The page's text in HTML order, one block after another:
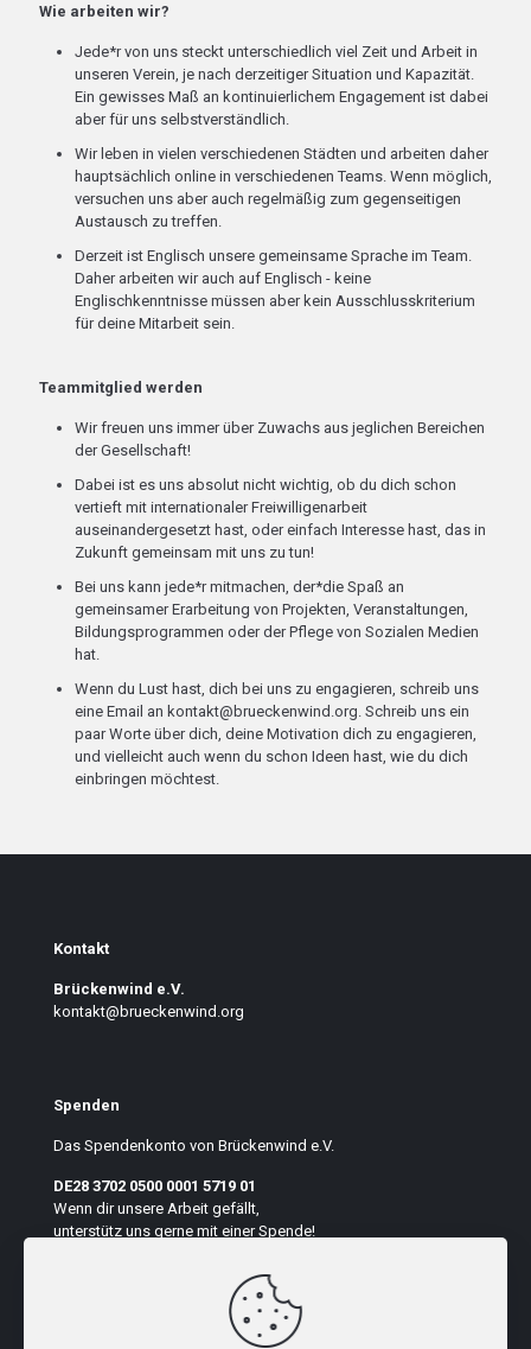
Wie arbeiten wir?
Jede*r von uns steckt unterschiedlich viel Zeit und Arbeit in
unseren Verein, je nach derzeitiger Situation und Kapazität.
Ein gewisses Maß an kontinuierlichem Engagement ist dabei
aber für uns selbstverständlich.
Wir leben in vielen verschiedenen Städten und arbeiten daher
hauptsächlich online in verschiedenen Teams. Wenn möglich,
versuchen uns aber auch regelmäßig zum gegenseitigen
Austausch zu treffen.
Derzeit ist Englisch unsere gemeinsame Sprache im Team.
Daher arbeiten wir auch auf Englisch - keine
Englischkenntnisse müssen aber kein Ausschlusskriterium
für deine Mitarbeit sein.
Teammitglied werden
Wir freuen uns immer über Zuwachs aus jeglichen Bereichen
der Gesellschaft!
Dabei ist es uns absolut nicht wichtig, ob du dich schon
vertieft mit internationaler Freiwilligenarbeit
auseinandergesetzt hast, oder einfach Interesse hast, das in
Zukunft gemeinsam mit uns zu tun!
Bei uns kann jede*r mitmachen, der*die Spaß an
gemeinsamer Erarbeitung von Projekten, Veranstaltungen,
Bildungsprogrammen oder der Pflege von Sozialen Medien
hat.
Wenn du Lust hast, dich bei uns zu engagieren, schreib uns
eine Email an kontakt@brueckenwind.org. Schreib uns ein
paar Worte über dich, deine Motivation dich zu engagieren,
und vielleicht auch wenn du schon Ideen hast, wie du dich
einbringen möchtest.
Kontakt
Brückenwind e.V.
kontakt@brueckenwind.org
Spenden
Das Spendenkonto von Brückenwind e.V.
DE28 3702 0500 0001 5719 01
Wenn dir unsere Arbeit gefällt,
unterstütz uns gerne mit einer Spende!